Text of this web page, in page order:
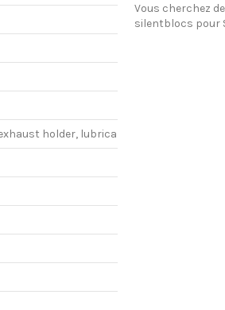
Vous cherchez
silentblocs pour
holder, lubricant